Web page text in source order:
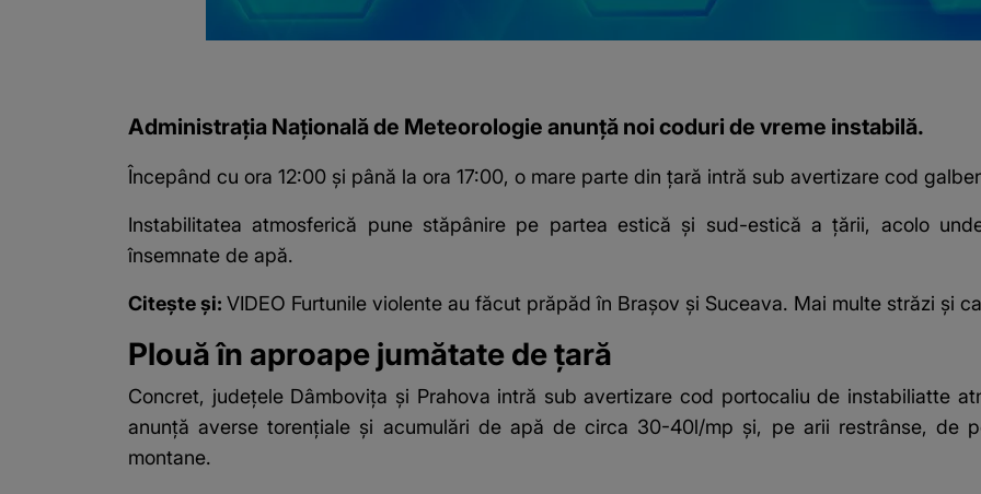
Administrația Națională de Meteorologie anunță noi coduri de vreme instabilă.
Începând cu ora 12:00 și până la ora 17:00, o mare parte din țară intră sub avertizare cod
Instabilitatea atmosferică pune stăpânire pe partea estică și sud-estică a țării, acolo
însemnate de apă.
Citește și: VIDEO Furtunile violente au făcut prăpăd în Brașov și Suceava. Mai multe străzi și
Plouă în aproape jumătate de țară
Concret, județele Dâmbovița și Prahova intră sub avertizare cod portocaliu de instabiliatte
anunță averse torențiale și acumulări de apă de circa 30-40l/mp și, pe arii restrânse, de
montane.